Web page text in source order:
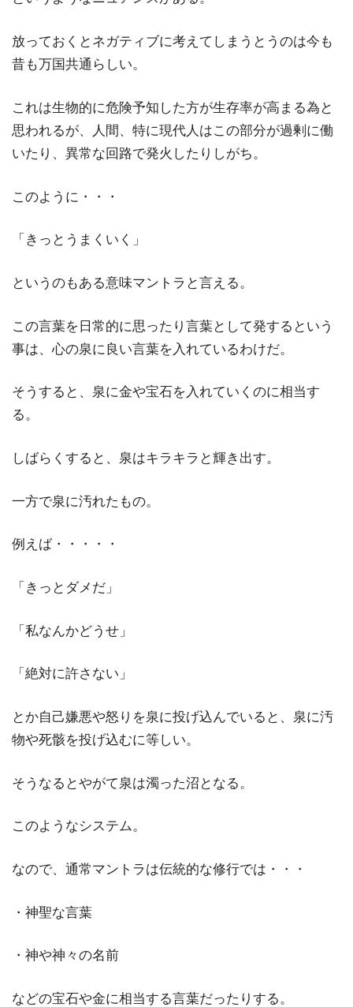
放っておくとネガティブに考えてしまうとうのは今も
昔も万国共通らしい。
これは生物的に危険予知した方が生存率が高まる為と
思われるが、人間、特に現代人はこの部分が過剰に働
いたり、異常な回路で発火したりしがち。
このように・・・
「きっとうまくいく」
というのもある意味マントラと言える。
この言葉を日常的に思ったり言葉として発するという
事は、心の泉に良い言葉を入れているわけだ。
そうすると、泉に金や宝石を入れていくのに相当す
る。
しばらくすると、泉はキラキラと輝き出す。
一方で泉に汚れたもの。
例えば・・・・・
「きっとダメだ」
「私なんかどうせ」
「絶対に許さない」
とか自己嫌悪や怒りを泉に投げ込んでいると、泉に汚
物や死骸を投げ込むに等しい。
そうなるとやがて泉は濁った沼となる。
このようなシステム。
なので、通常マントラは伝統的な修行では・・・
・神聖な言葉
・神や神々の名前
などの宝石や金に相当する言葉だったりする。